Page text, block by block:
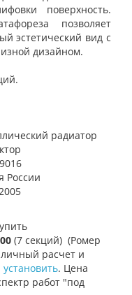
поверхность.
позволяет
эстетический вид с
дизайном.
радиатор
России
(7 секций) (Ромер
расчет и
установить. Цена
работ "под